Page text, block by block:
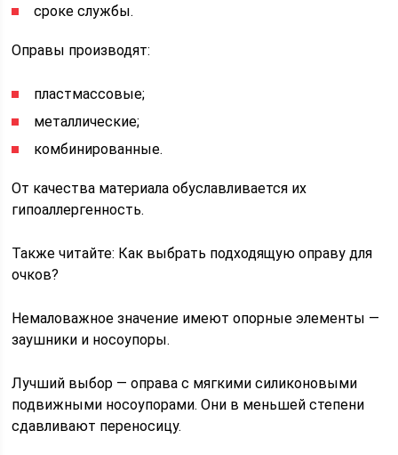
сроке службы.
Оправы производят:
пластмассовые;
металлические;
комбинированные.
От качества материала обуславливается их
гипоаллергенность.
Также читайте: Как выбрать подходящую оправу для
очков?
Немаловажное значение имеют опорные элементы —
заушники и носоупоры.
Лучший выбор — оправа с мягкими силиконовыми
подвижными носоупорами. Они в меньшей степени
сдавливают переносицу.